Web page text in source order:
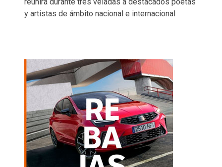
y artistas de ámbito nacional e internacional